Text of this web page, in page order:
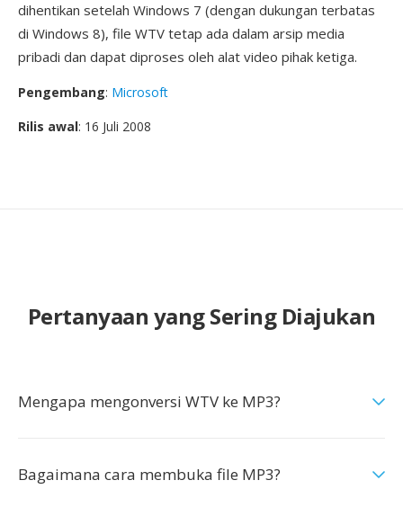
dihentikan setelah Windows 7 (dengan dukungan terbatas
di Windows 8), file WTV tetap ada dalam arsip media
pribadi dan dapat diproses oleh alat video pihak ketiga.
Pengembang: Microsoft
Rilis awal: 16 Juli 2008
Pertanyaan yang Sering Diajukan
Mengapa mengonversi WTV ke MP3?
Bagaimana cara membuka file MP3?